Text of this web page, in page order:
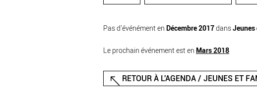
Pas d'événément en Décembre 2017dans
Le prochain événement est en Mars 2018
RETOUR À L'AGENDA / JEUNES ET